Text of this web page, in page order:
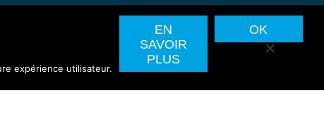
expérience utilisateur.
OK
EN
SAVOIR
PLUS